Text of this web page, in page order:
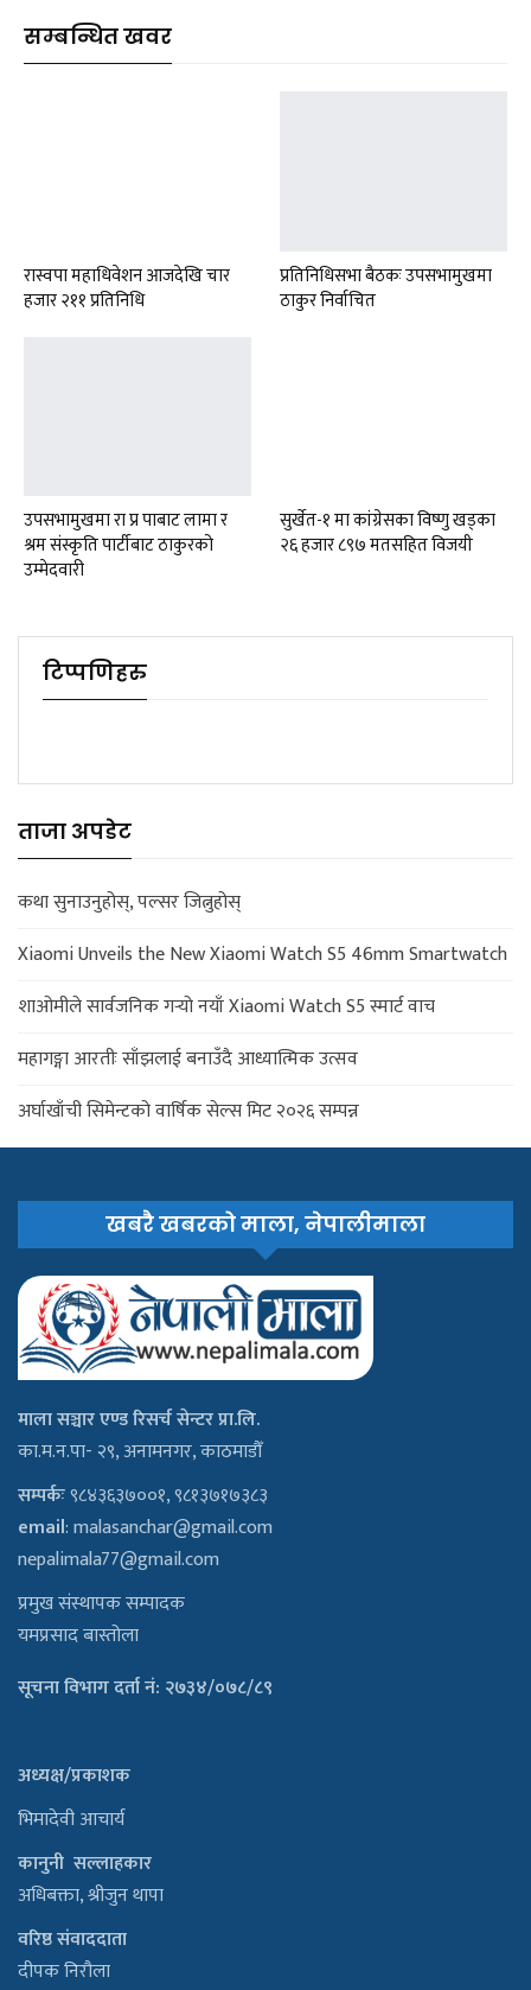
सम्बन्धित खवर
रास्वपा महाधिवेशन आजदेखि चार
हजार २११ प्रतिनिधि
प्रतिनिधिसभा बैठकः उपसभामुखमा
ठाकुर निर्वाचित
उपसभामुखमा रा प्र पाबाट लामा र
श्रम संस्कृति पार्टीबाट ठाकुरको
उम्मेदवारी
सुर्खेत-१ मा कांग्रेसका विष्णु खड्का
२६ हजार ८९७ मतसहित विजयी
टिप्पणिहरु
ताजा अपडेट
कथा सुनाउनुहोस्, पल्सर जित्नुहोस्
Xiaomi Unveils the New Xiaomi Watch S5 46mm Smartwatch
शाओमीले सार्वजनिक गर्‍यो नयाँ Xiaomi Watch S5 स्मार्ट वाच
महागङ्गा आरतीः साँझलाई बनाउँदै आध्यात्मिक उत्सव
अर्घाखाँची सिमेन्टको वार्षिक सेल्स मिट २०२६ सम्पन्न
खबरै खबरको माला, नेपालीमाला
माला सञ्चार एण्ड रिसर्च सेन्टर प्रा.लि.
का.म.न.पा- २९, अनामनगर, काठमाडौँ
सम्पर्कः९८४३६३७००१, ९८१३७१७३८३
email:malasanchar@gmail.com
nepalimala77@gmail.com
प्रमुख संस्थापक सम्पादक
यमप्रसाद बास्तोला
सूचना विभाग दर्ता नं: २७३४/०७८/८९
अध्यक्ष/प्रकाशक
भिमादेवी आचार्य
कानुनी सल्लाहकार
अधिबक्ता, श्रीजुन थापा
वरिष्ठ संवाददाता
दीपक निरौला